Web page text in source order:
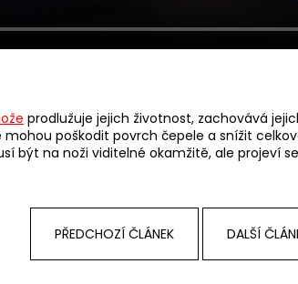
prodlužuje jejich životnost, zachovává
poškodit povrch čepele a snížit
být na noži viditelné okamžitě, ale projeví
PŘEDCHOZÍ ČLÁNEK DALŠÍ